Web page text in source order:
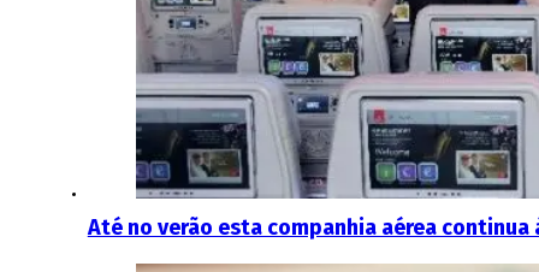
Até no verão esta companhia aérea